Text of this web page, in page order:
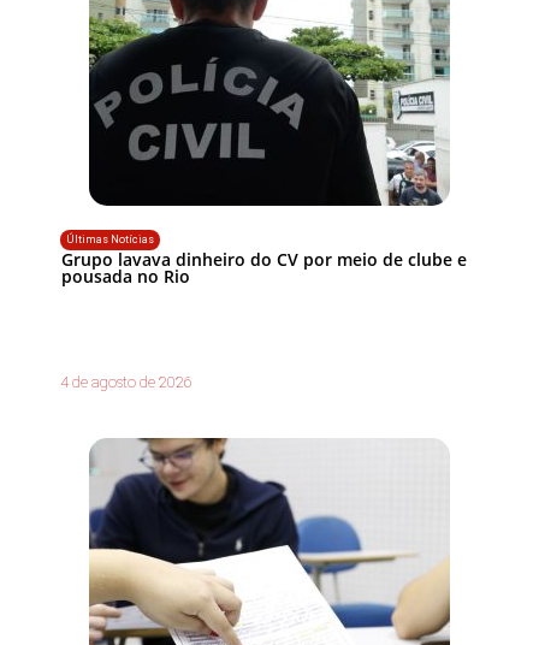
Últimas Notícias
Grupo lavava dinheiro do CV por meio de clube e
pousada no Rio
4 de agosto de 2026